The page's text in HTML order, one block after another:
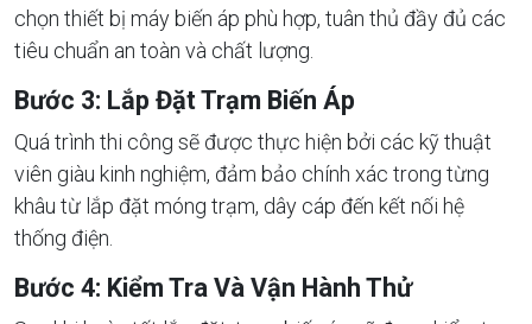
chọn thiết bị máy biến áp phù hợp, tuân thủ đầy đủ các
tiêu chuẩn an toàn và chất lượng.
Bước 3: Lắp Đặt Trạm Biến Áp
Quá trình thi công sẽ được thực hiện bởi các kỹ thuật
viên giàu kinh nghiệm, đảm bảo chính xác trong từng
khâu từ lắp đặt móng trạm, dây cáp đến kết nối hệ
thống điện.
Bước 4: Kiểm Tra Và Vận Hành Thử